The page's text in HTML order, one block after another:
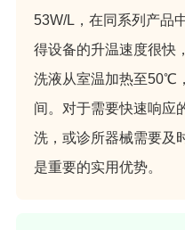
53W/L，在同系列产品
得设备的升温速度很快
洗液从室温加热至50℃
间。对于需要快速响应
洗，或诊所器械需要及
是重要的实用优势。